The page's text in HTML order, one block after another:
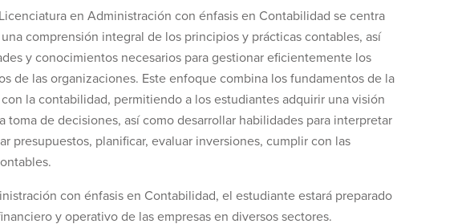
en Administración con énfasis en Contabilidad se centra
comprensión integral de los principios y prácticas contables, así
y conocimientos necesarios para gestionar eficientemente los
de las organizaciones. Este enfoque combina los fundamentos de la
la contabilidad, permitiendo a los estudiantes adquirir una visión
toma de decisiones, así como desarrollar habilidades para interpretar
presupuestos, planificar, evaluar inversiones, cumplir con las
con énfasis en Contabilidad, el estudiante estará preparado
y operativo de las empresas en diversos sectores.